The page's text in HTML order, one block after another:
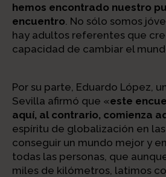
hemos encontrado nuestro
encuentro . No sólo somos
hay adultos referentes que
capacidad de cambiar el
Por su parte, Eduardo López,
Sevilla afirmó que «este
aquí, al contrario, comienza
espíritu de globalización en
conseguir un mundo mejor y
todas las personas, que
miles de kilómetros, latimos